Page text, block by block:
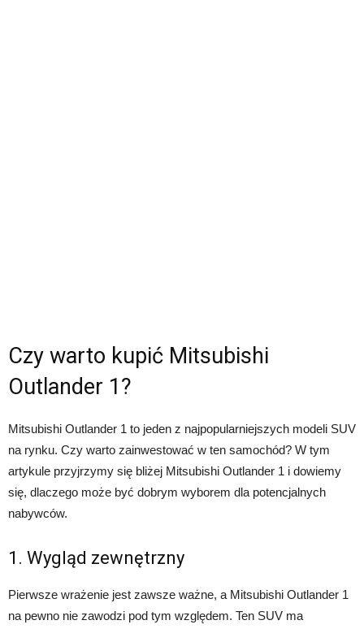
Czy warto kupić Mitsubishi
Outlander 1?
Mitsubishi Outlander 1 to jeden z najpopularniejszych modeli SUV
na rynku. Czy warto zainwestować w ten samochód? W tym
artykule przyjrzymy się bliżej Mitsubishi Outlander 1 i dowiemy
się, dlaczego może być dobrym wyborem dla potencjalnych
nabywców.
1. Wygląd zewnętrzny
Pierwsze wrażenie jest zawsze ważne, a Mitsubishi Outlander 1
na pewno nie zawodzi pod tym względem. Ten SUV ma